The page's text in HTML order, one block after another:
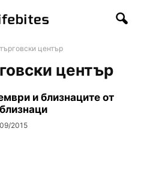
център
център
и близнаците от
2015